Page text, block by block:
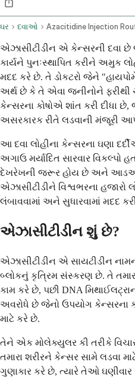
ઘર દવાઓ Azacitidine Injection
એઝાસીટીડીન એ કેન્સરની દવા
કાર્યને પુનઃસ્થાપિત કરીને અમુક
મદદ કરે છે. તે ડોકટરો જેને
અર્થ છે કે તે એવા જનીનોને ફરીથી
કેન્સરના કોષોએ શાંત કરી દીધા છે,
અસરકારક રીતે લડવાની મંજૂરી
આ દવા લોહીના કેન્સરના ઘણા
અગાઉ મર્યાદિત સારવાર વિકલ્પો
દેખરેખની જરૂર હોય છે અને
એઝાસીટીડીને વિશ્વભરના હજારો
લંબાવવામાં અને સુધારવામાં મદદ
એઝાસીટીડીન શું છે?
એઝાસીટીડીન એ સાયટીડીન
બ્લોકનું કૃત્રિમ સંસ્કરણ છે. તે
કામ કરે છે, પછી DNA
અવરોધે છે જેનો ઉપયોગ કેન્સરના
માટે કરે છે.
તેને એક મોલેક્યુલર કી તરીકે
તમારા શરીરને કેન્સર સામે લડવા
ગુણાકાર કરે છે, ત્યારે તેઓ